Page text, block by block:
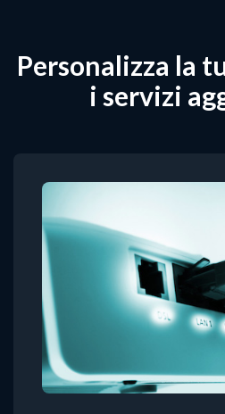
Personalizza la
i servizi